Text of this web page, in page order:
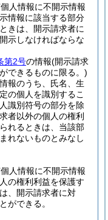
人情報に不開示情報
情報に該当する部分
きは、開示請求者に
示しなければならな
第2号の情報(開示請求
できるものに限る。)
報のうち、氏名、生
の個人を識別するこ
識別符号の部分を除
者以外の個人の権利
れるときは、当該部
れないものとみなし
人情報に不開示情報
の権利利益を保護す
、開示請求者に対
ができる。